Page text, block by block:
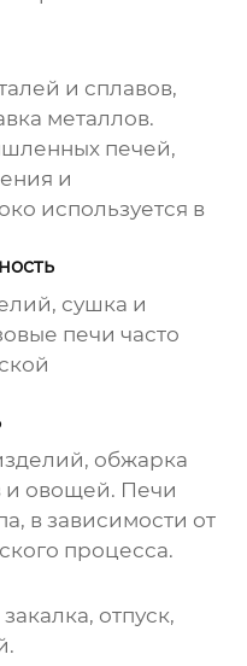
и сплавов,
металлов.
печей,
и
используется в
сушка и
печи часто
обжарка
и овощей. Печи
в зависимости от
процесса.
отпуск,